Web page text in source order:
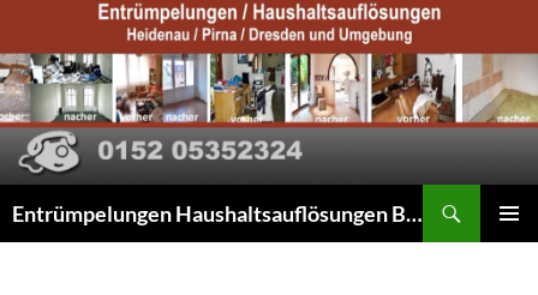
Entrümpelungen Haushaltsauflösungen Beräumungen